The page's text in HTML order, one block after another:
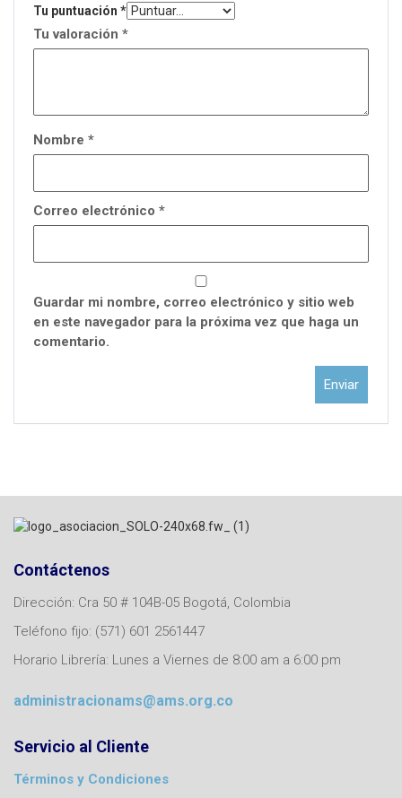
Tu puntuación *
Tu valoración *
Nombre *
Correo electrónico *
Guardar mi nombre, correo electrónico y sitio web
en este navegador para la próxima vez que haga un
comentario.
Contáctenos
Dirección: Cra 50 # 104B-05 Bogotá, Colombia
Teléfono fijo: (571) 601 2561447
Horario Librería: Lunes a Viernes de 8:00 am a 6:00 pm
administracionams@ams.org.co
Servicio al Cliente
Términos y Condiciones